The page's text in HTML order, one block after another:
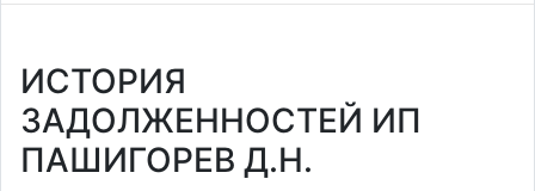
ИСТОРИЯ
ЗАДОЛЖЕННОСТЕЙ ИП
ПАШИГОРЕВ Д.Н.